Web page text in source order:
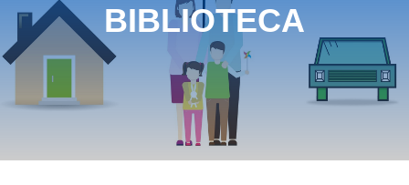
BIBLIOTECA